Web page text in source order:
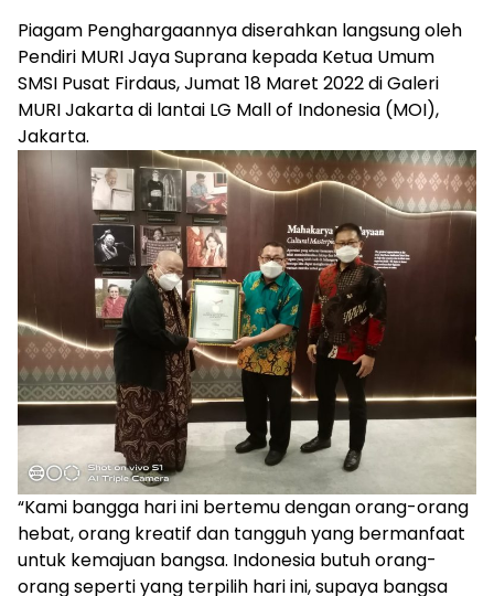
Piagam Penghargaannya diserahkan langsung oleh
Pendiri MURI Jaya Suprana kepada Ketua Umum
SMSI Pusat Firdaus, Jumat 18 Maret 2022 di Galeri
MURI Jakarta di lantai LG Mall of Indonesia (MOI),
Jakarta.
“Kami bangga hari ini bertemu dengan orang-orang
hebat, orang kreatif dan tangguh yang bermanfaat
untuk kemajuan bangsa. Indonesia butuh orang-
orang seperti yang terpilih hari ini, supaya bangsa